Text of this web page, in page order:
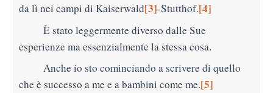
da lì nei campi di Kaiserwald[3]-Stutthof.[4]
È stato leggermente diverso dalle Sue
esperienze ma essenzialmente la stessa cosa.
Anche io sto cominciando a scrivere di quello
che è successo a me e a bambini come me.[5]